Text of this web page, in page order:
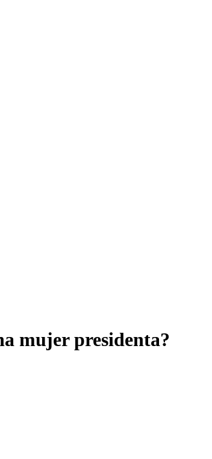
mujer presidenta?